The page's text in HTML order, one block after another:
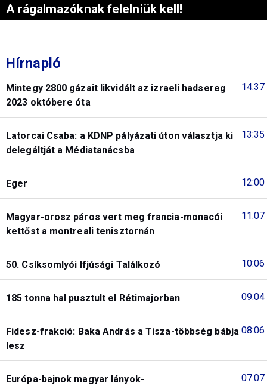
A rágalmazóknak felelniük kell!
Hírnapló
14:37
Mintegy 2800 gázait likvidált az izraeli hadsereg
2023 októbere óta
13:35
Latorcai Csaba: a KDNP pályázati úton választja ki
delegáltját a Médiatanácsba
12:00
Eger
11:07
Magyar-orosz páros vert meg francia-monacói
kettőst a montreali tenisztornán
10:06
50. Csíksomlyói Ifjúsági Találkozó
09:04
185 tonna hal pusztult el Rétimajorban
08:06
Fidesz-frakció: Baka András a Tisza-többség bábja
lesz
07:07
Európa-bajnok magyar lányok-